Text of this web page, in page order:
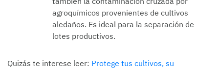
agroquímicos provenientes de cultivos
aledaños. Es ideal para la separación de
lotes productivos.
Quizás te interese leer: Protege tus cultivos, su